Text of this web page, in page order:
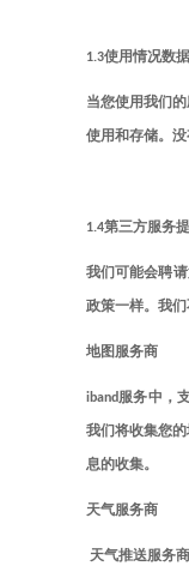
1.3使用情况数据
当您使用我们
使用和存储。
1.4第三方服务
我们可能会聘
政策一样。我
地图服务商
iband服务中，
我们将收集您
息的收集。
天气服务商
天气推送服务